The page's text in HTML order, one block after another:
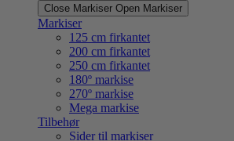
Close Markiser Open Markiser
Markiser
125 cm firkantet
200 cm firkantet
250 cm firkantet
180º markise
270º markise
Mega markise
Tilbehør
Sider til markiser